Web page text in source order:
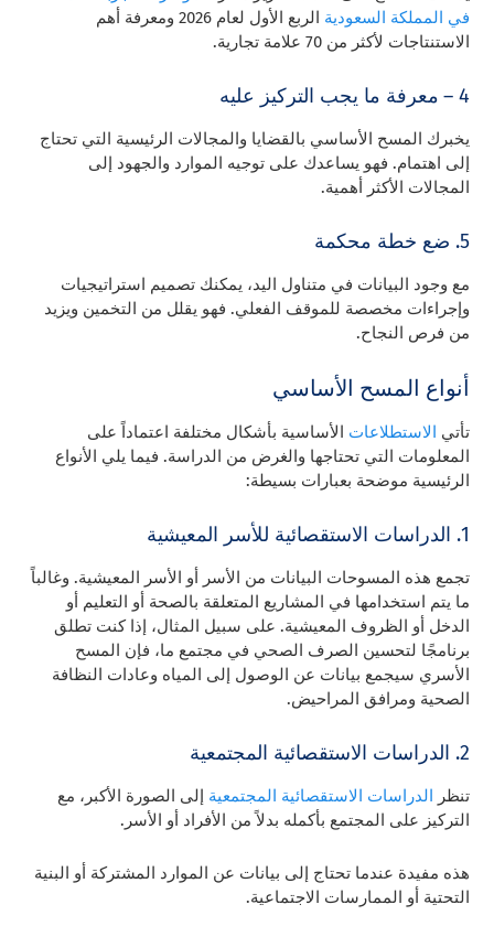
في المملكة السعودية
الربع الأول لعام 2026 ومعرفة أهم
الاستنتاجات لأكثر من 70 علامة تجارية.
4 – معرفة ما يجب التركيز عليه
يخبرك المسح الأساسي بالقضايا والمجالات الرئيسية التي تحتاج
إلى اهتمام. فهو يساعدك على توجيه الموارد والجهود إلى
المجالات الأكثر أهمية.
5. ضع خطة محكمة
مع وجود البيانات في متناول اليد، يمكنك تصميم استراتيجيات
وإجراءات مخصصة للموقف الفعلي. فهو يقلل من التخمين ويزيد
من فرص النجاح.
أنواع المسح الأساسي
تأتي الاستطلاعات الأساسية بأشكال مختلفة اعتماداً على
المعلومات التي تحتاجها والغرض من الدراسة. فيما يلي الأنواع
الرئيسية موضحة بعبارات بسيطة:
1. الدراسات الاستقصائية للأسر المعيشية
تجمع هذه المسوحات البيانات من الأسر أو الأسر المعيشية. وغالباً
ما يتم استخدامها في المشاريع المتعلقة بالصحة أو التعليم أو
الدخل أو الظروف المعيشية. على سبيل المثال، إذا كنت تطلق
برنامجًا لتحسين الصرف الصحي في مجتمع ما، فإن المسح
الأسري سيجمع بيانات عن الوصول إلى المياه وعادات النظافة
الصحية ومرافق المراحيض.
2. الدراسات الاستقصائية المجتمعية
تنظر الدراسات الاستقصائية المجتمعية إلى الصورة الأكبر، مع
التركيز على المجتمع بأكمله بدلاً من الأفراد أو الأسر.
هذه مفيدة عندما تحتاج إلى بيانات عن الموارد المشتركة أو البنية
التحتية أو الممارسات الاجتماعية.